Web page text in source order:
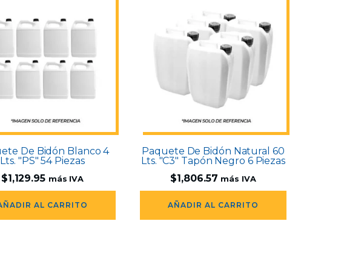
De Bidón Blanco 4
Lts. "PS" 54 Piezas
$1,129.95 más IVA
AL CARRITO
Paquete De Bidón Natural 60
Lts. "C3" Tapón Negro 6 Piezas
$1,806.57 más IVA
AÑADIR AL CARRITO